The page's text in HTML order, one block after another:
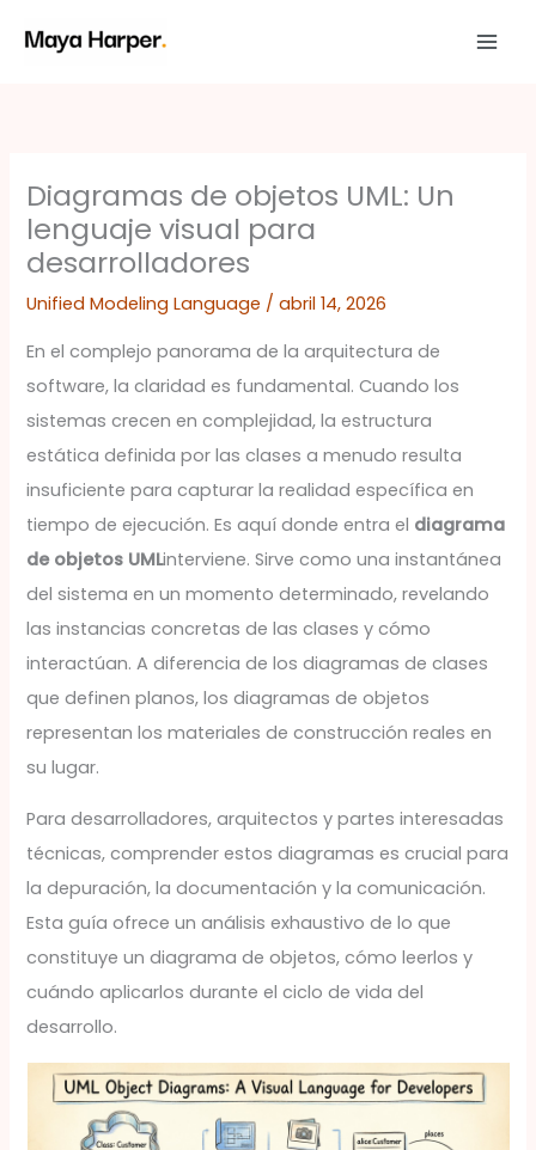
Diagramas de objetos UML: Un
lenguaje visual para
desarrolladores
Unified Modeling Language /abril 14, 2026
En el complejo panorama de la arquitectura de
software, la claridad es fundamental. Cuando los
sistemas crecen en complejidad, la estructura
estática definida por las clases a menudo resulta
insuficiente para capturar la realidad específica en
tiempo de ejecución. Es aquí donde entra el diagrama
de objetos UMLinterviene. Sirve como una instantánea
del sistema en un momento determinado, revelando
las instancias concretas de las clases y cómo
interactúan. A diferencia de los diagramas de clases
que definen planos, los diagramas de objetos
representan los materiales de construcción reales en
su lugar.
Para desarrolladores, arquitectos y partes interesadas
técnicas, comprender estos diagramas es crucial para
la depuración, la documentación y la comunicación.
Esta guía ofrece un análisis exhaustivo de lo que
constituye un diagrama de objetos, cómo leerlos y
cuándo aplicarlos durante el ciclo de vida del
desarrollo.